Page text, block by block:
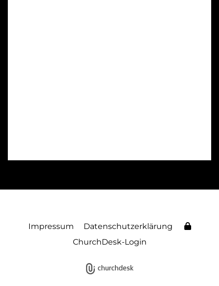
Impressum
Datenschutzerklärung
ChurchDesk-Login